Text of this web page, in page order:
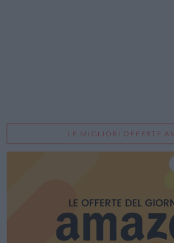
LE MIGLIORI OFFERTE